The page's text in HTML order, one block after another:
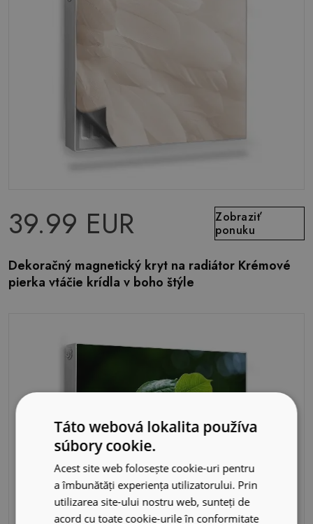
39.99 EUR
Zobraziť
ponuku
Dekoračný magnetický kryt na radiátor Krémové
pierka vtáčie krídla v boho štýle
Táto webová lokalita používa
súbory cookie.
Acest site web folosește cookie-uri pentru
a îmbunătăți experiența utilizatorului. Prin
utilizarea site-ului nostru web, sunteți de
acord cu toate cookie-urile în conformitate